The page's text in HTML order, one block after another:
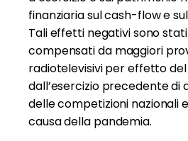
finanziaria sul cash-flow e
Tali effetti negativi sono
compensati da maggiori
radiotelevisivi per effetto
dall’esercizio precedente di
delle competizioni nazionali
causa della pandemia.